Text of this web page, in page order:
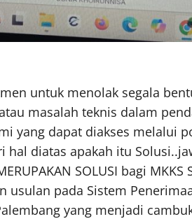
untuk menolak segala
masalah teknis dalam
yang dapat diakses melalui
hal diatas apakah itu
SOLUSI bagi
usulan pada Sistem
yang menjadi